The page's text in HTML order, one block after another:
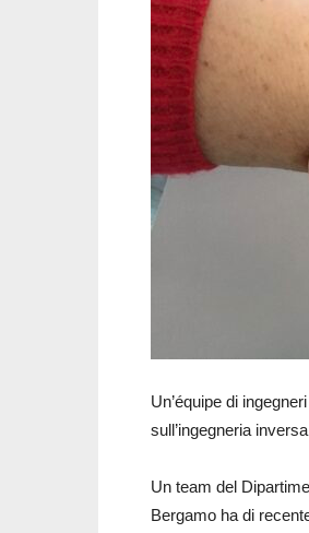
Un’équipe di
sull’ingegneria
Un team del
Bergamo ha di